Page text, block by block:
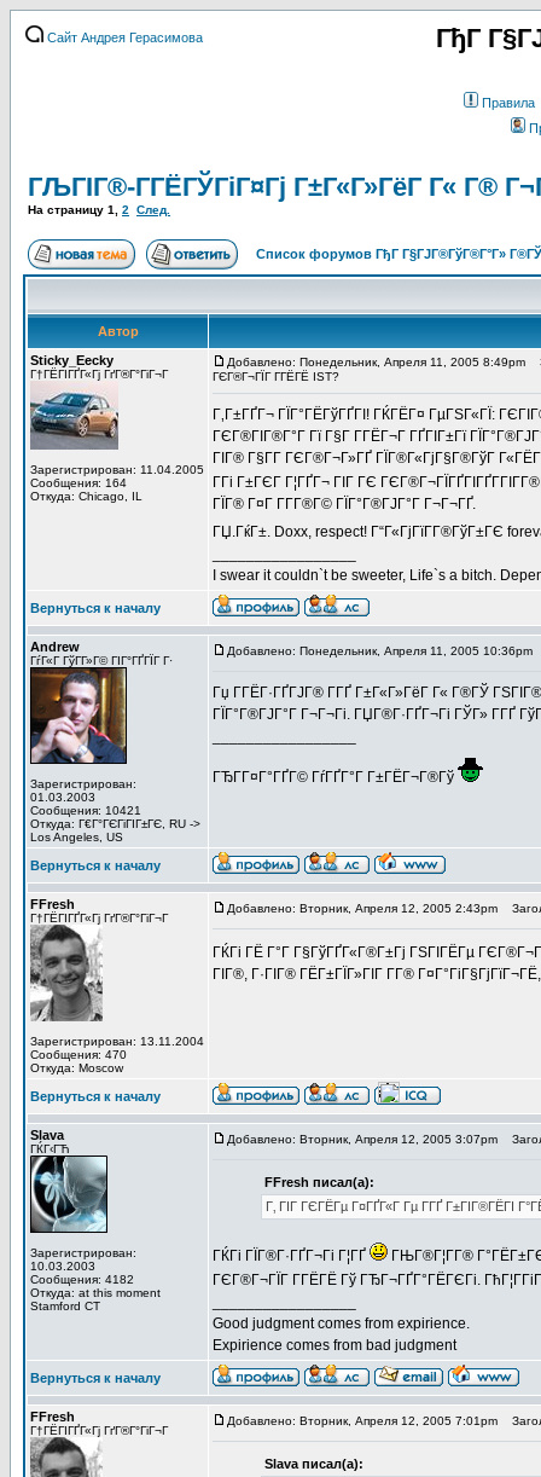
Сайт Андрея Герасимова ГђГ
Правила
ГЉГІГ®-Г­ГЁГЎГіГ¤Гј Г±Г«Г»ГёГ Г« Г®
На страницу 1 2 След.
Список форумов ГђГ Г§ГЈГ®ГўГ®Г°Г»
Автор
Sticky_Eecky
Г†ГЁГІГҐГ«Гј ГґГ®Г°ГіГ¬Г
Зарегистрирован: 11.04.2005
Сообщения: 164
Откуда: Chicago, IL
Добавлено: Понедельник, Апреля 11, 2005 8:49pm
ГЄГ®Г¬ГЇГ Г­ГЁГЁ IST?
Г‚Г±ГҐГ¬ ГЇГ°ГЁГўГҐГІ! ГЌГЁГ¤ ГµГЅГ«ГЇ:
ГЄГ®ГІГ®Г°Г Гї Г§Г Г­ГЁГ¬Г ГҐГІГ±Гї
ГІГ® Г§Г­Г ГЄГ®Г¬Г»ГҐ ГЇГ®Г«ГјГ§Г®ГўГ
Г­Гі Г±ГЄГ Г¦ГҐГ¬ ГІГ ГЄ
ГЇГ® Г¤Г Г­Г­Г®Г© ГЇГ°Г®ГЈГ°Г Г¬Г¬ГҐ.
ГЏ.ГќГ±. Doxx, respect! Г“Г«ГјГїГ­Г®ГўГ±ГЄ
I swear it couldn`t be sweeter, Life`s a bitch.
Вернуться к началу
Andrew
ГѓГ«Г ГўГ­Г»Г© ГІГ°ГҐГЇГ Г·
Зарегистрирован:
01.03.2003
Сообщения: 10421
Откуда: Г€Г°ГЄГіГІГ±ГЄ, RU ->
Los Angeles, US
Добавлено: Понедельник, Апреля 11, 2005 10:36pm
Гџ Г­ГЁГ·ГҐГЈГ® Г­ГҐ Г±Г«Г»ГёГ Г« Г®ГЎ
ГЇГ°Г®ГЈГ°Г Г¬Г¬Гі. ГЏГ®Г·ГҐГ¬Гі ГЎГ» Г­ГҐ
ГЂГ­Г¤Г°ГҐГ© ГѓГҐГ°Г Г±ГЁГ¬Г®Гў
Вернуться к началу
FFresh
Г†ГЁГІГҐГ«Гј ГґГ®Г°ГіГ¬Г
Зарегистрирован: 13.11.2004
Сообщения: 470
Откуда: Moscow
Добавлено: Вторник, Апреля 12, 2005 2:43pm
ГЌГі ГЁ Г°Г Г§ГўГҐГ«Г®Г±Гј ГЅГІГЁГµ
ГІГ®, Г·ГІГ® ГЁГ±ГЇГ»ГІГ Г­Г®
Вернуться к началу
Slava
ГЌГ‹ГЋ
Зарегистрирован:
10.03.2003
Сообщения: 4182
Откуда: at this moment
Stamford CT
Добавлено: Вторник, Апреля 12, 2005 3:07pm
FFresh писал(а):
Г‚ ГІГ ГЄГЁГµ Г¤ГҐГ«Г Гµ Г­ГҐ Г±ГІГ®ГЁГІ
ГЌГі ГЇГ®Г·ГҐГ¬Гі Г¦ГҐ
ГЊГ®Г¦Г­Г®
ГЄГ®Г¬ГЇГ Г­ГЁГЁ Гў ГЂГ¬ГҐГ°ГЁГЄГі.
Good judgment comes from expirience.
Expirience comes from bad judgment
Вернуться к началу
FFresh
Г†ГЁГІГҐГ«Гј ГґГ®Г°ГіГ¬Г
Добавлено: Вторник, Апреля 12, 2005 7:01pm
Slava писал(а):